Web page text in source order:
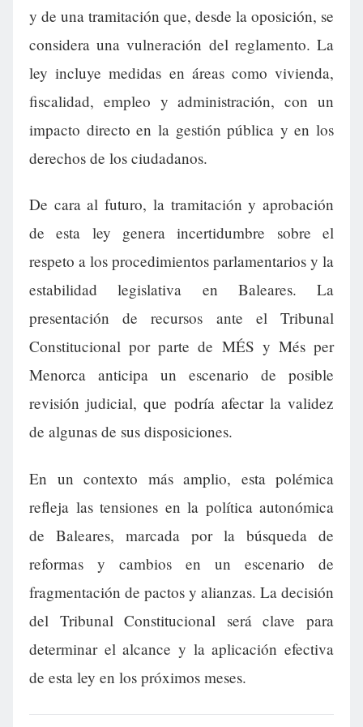
y de una tramitación que, desde la oposición, se
considera una vulneración del reglamento. La
ley incluye medidas en áreas como vivienda,
fiscalidad, empleo y administración, con un
impacto directo en la gestión pública y en los
derechos de los ciudadanos.
De cara al futuro, la tramitación y aprobación
de esta ley genera incertidumbre sobre el
respeto a los procedimientos parlamentarios y la
estabilidad legislativa en Baleares. La
presentación de recursos ante el Tribunal
Constitucional por parte de MÉS y Més per
Menorca anticipa un escenario de posible
revisión judicial, que podría afectar la validez
de algunas de sus disposiciones.
En un contexto más amplio, esta polémica
refleja las tensiones en la política autonómica
de Baleares, marcada por la búsqueda de
reformas y cambios en un escenario de
fragmentación de pactos y alianzas. La decisión
del Tribunal Constitucional será clave para
determinar el alcance y la aplicación efectiva
de esta ley en los próximos meses.